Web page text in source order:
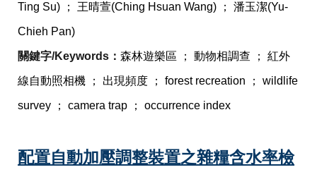
Ting Su) ； 王晴萱(Ching Hsuan Wang) ； 潘玉潔(Yu-
Chieh Pan)
關鍵字/Keywords：森林遊樂區 ； 動物相調查 ； 紅外
線自動照相機 ； 出現頻度 ； forest recreation ； wildlife
survey ； camera trap ； occurrence index
配置自動加壓調整裝置之雜糧含水率檢